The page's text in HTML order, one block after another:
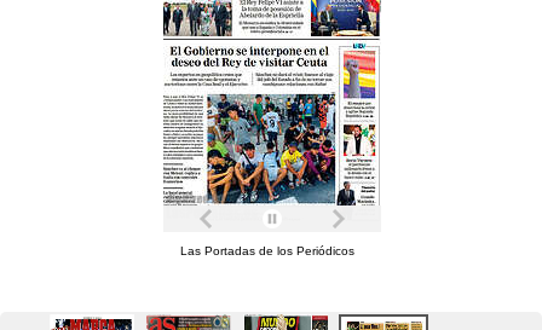
Las Portadas de los Periódicos